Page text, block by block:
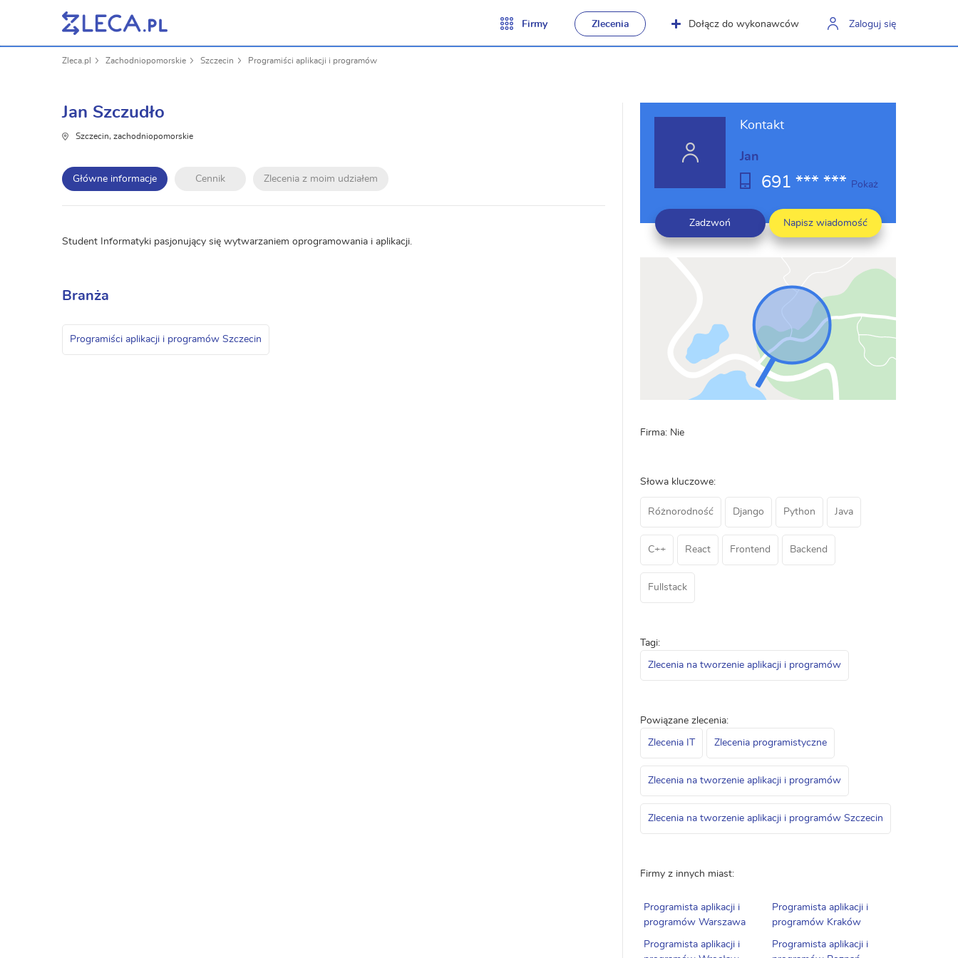
Firmy Zlecenia Dołącz do wykonawców Zaloguj się
Zleca.pl Zachodniopomorskie Szczecin Programiści aplikacji i programów
Jan Szczudło
Szczecin, zachodniopomorskie
Główne informacje Cennik Zlecenia z moim udziałem
Student Informatyki pasjonujący się wytwarzaniem oprogramowania i aplikacji.
Branża
Programiści aplikacji i programów Szczecin
Kontakt
Jan
691 *** *** Pokaż
Zadzwoń Napisz wiadomość
Firma: Nie
Słowa kluczowe:
Różnorodność Django Python Java
C++ React Frontend Backend
Fullstack
Tagi:
Zlecenia na tworzenie aplikacji i programów
Powiązane zlecenia:
Zlecenia IT Zlecenia programistyczne
Zlecenia na tworzenie aplikacji i programów
Zlecenia na tworzenie aplikacji i programów Szczecin
Firmy z innych miast:
Programista aplikacji i
programów Warszawa
Programista aplikacji i
programów Kraków
Programista aplikacji i
Programista aplikacji i